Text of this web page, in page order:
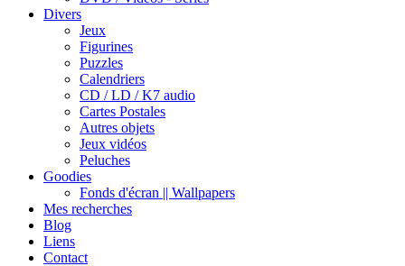
Divers
Jeux
Figurines
Puzzles
Calendriers
CD / LD / K7 audio
Cartes Postales
Autres objets
Jeux vidéos
Peluches
Goodies
Fonds d'écran || Wallpapers
Mes recherches
Blog
Liens
Contact